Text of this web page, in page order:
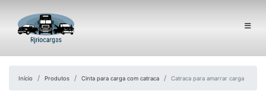
Início Produtos Cinta para carga com catraca Catraca para amarrar carga